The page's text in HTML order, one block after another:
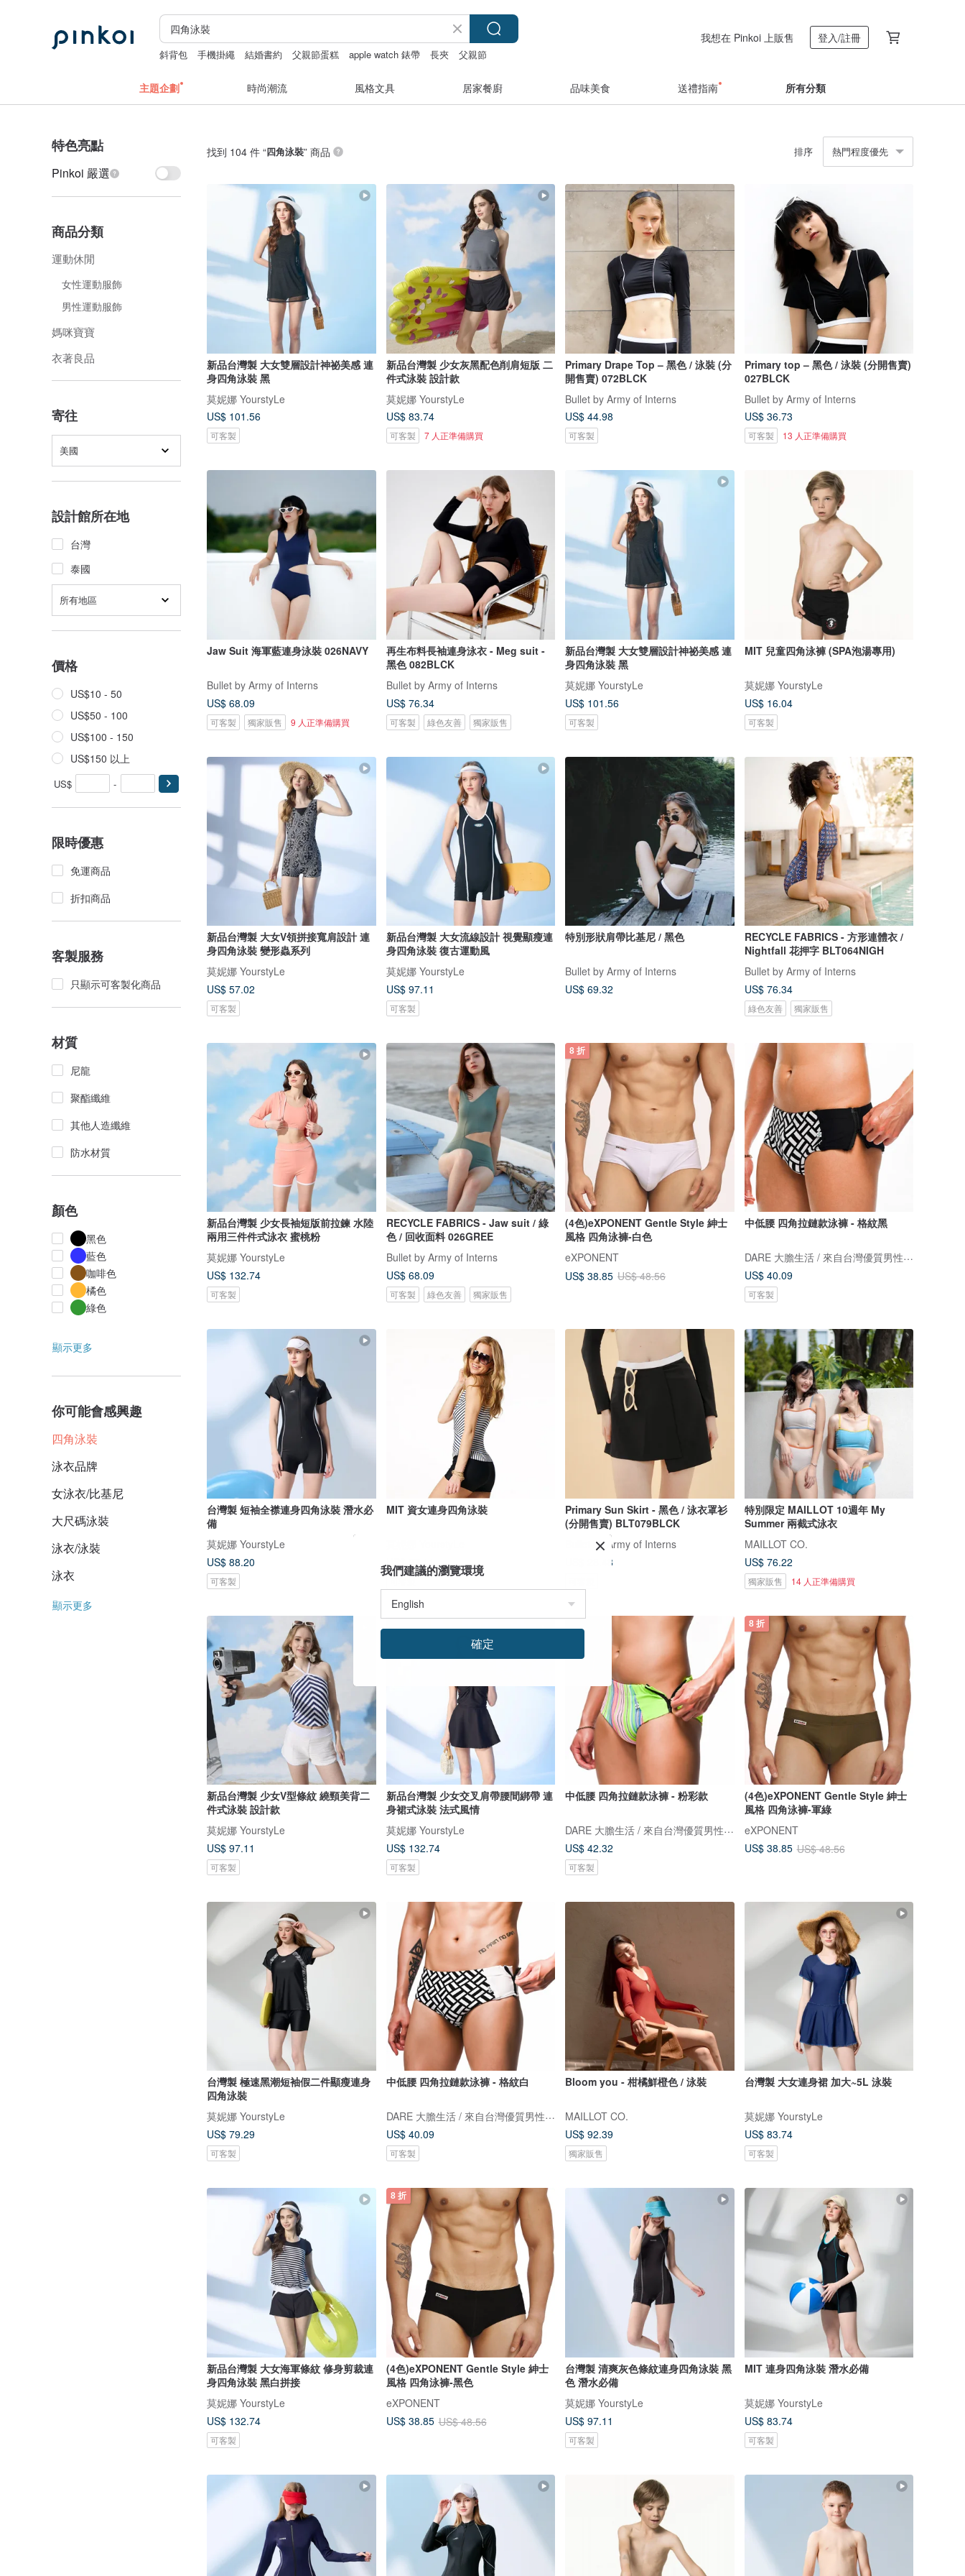
斜背包 手機掛繩 結婚書約 父親節蛋糕 apple watch 錶帶 長夾
父親節
我想在 Pinkoi 上販售 登入/註冊
主題企劃 時尚潮流 風格文具 居家餐廚 品味美食 送禮指南 所有分類
特色亮點
Pinkoi 嚴選
商品分類
運動休閒
女性運動服飾
男性運動服飾
媽咪寶寶
衣著良品
寄往
美國
設計館所在地
台灣
泰國
所有地區
價格
US$10 - 50
US$50 - 100
US$100 - 150
US$150 以上
US$ -
限時優惠
免運商品
折扣商品
客製服務
只顯示可客製化商品
材質
尼龍
聚酯纖維
其他人造纖維
防水材質
顏色
黑色
藍色
咖啡色
橘色
綠色
顯示更多
你可能會感興趣
四角泳裝
泳衣品牌
女泳衣/比基尼
大尺碼泳裝
泳衣/泳裝
泳衣
顯示更多
找到 104 件 “四角泳裝” 商品 排序 熱門程度優先
新品台灣製 大女雙層設計神祕美感 連
身四角泳裝 黑
莫妮娜 YourstyLe
US$ 101.56
可客製
新品台灣製 少女灰黑配色削肩短版 二
件式泳裝 設計款
莫妮娜 YourstyLe
US$ 83.74
可客製 7 人正準備購買
Primary Drape Top – 黑色 / 泳裝 (分
開售賣) 072BLCK
Bullet by Army of Interns
US$ 44.98
可客製
Primary top – 黑色 / 泳裝 (分開售賣)
027BLCK
Bullet by Army of Interns
US$ 36.73
可客製 13 人正準備購買
Jaw Suit 海軍藍連身泳裝 026NAVY
Bullet by Army of Interns
US$ 68.09
可客製 獨家販售 9 人正準備購買
再生布料長袖連身泳衣 - Meg suit -
黑色 082BLCK
Bullet by Army of Interns
US$ 76.34
可客製 綠色友善 獨家販售
新品台灣製 大女雙層設計神祕美感 連
身四角泳裝 黑
莫妮娜 YourstyLe
US$ 101.56
可客製
MIT 兒童四角泳褲 (SPA泡湯專用)
莫妮娜 YourstyLe
US$ 16.04
可客製
新品台灣製 大女V領拼接寬肩設計 連
身四角泳裝 變形蟲系列
莫妮娜 YourstyLe
US$ 57.02
可客製
新品台灣製 大女流線設計 視覺顯瘦連
身四角泳裝 復古運動風
莫妮娜 YourstyLe
US$ 97.11
可客製
特別形狀肩帶比基尼 / 黑色
Bullet by Army of Interns
US$ 69.32
RECYCLE FABRICS - 方形連體衣 /
Nightfall 花押字 BLT064NIGH
Bullet by Army of Interns
US$ 76.34
綠色友善 獨家販售
新品台灣製 少女長袖短版前拉鍊 水陸
兩用三件件式泳衣 蜜桃粉
莫妮娜 YourstyLe
US$ 132.74
可客製
RECYCLE FABRICS - Jaw suit / 綠
色 / 回收面料 026GREE
Bullet by Army of Interns
US$ 68.09
可客製 綠色友善 獨家販售
8 折
(4色)eXPONENT Gentle Style 紳士
風格 四角泳褲-白色
eXPONENT
US$ 38.85 US$ 48.56
中低腰 四角拉鏈款泳褲 - 格紋黑
DARE 大膽生活 / 來自台灣優質男性內著
US$ 40.09
可客製
台灣製 短袖全襟連身四角泳裝 潛水必
備
莫妮娜 YourstyLe
US$ 88.20
可客製
MIT 資女連身四角泳裝
US$ 97.11
可客製
Primary Sun Skirt - 黑色 / 泳衣罩衫
(分開售賣) BLT079BLCK
Bullet by Army of Interns
US$ 28.48
特別限定 MAILLOT 10週年 My
Summer 兩截式泳衣
MAILLOT CO.
US$ 76.22
獨家販售 14 人正準備購買
新品台灣製 少女V型條紋 繞頸美背二
件式泳裝 設計款
莫妮娜 YourstyLe
US$ 97.11
可客製
新品台灣製 少女交叉肩帶腰間綁帶 連
身裙式泳裝 法式風情
莫妮娜 YourstyLe
US$ 132.74
可客製
中低腰 四角拉鏈款泳褲 - 粉彩款
DARE 大膽生活 / 來自台灣優質男性內著
US$ 42.32
可客製
8 折
(4色)eXPONENT Gentle Style 紳士
風格 四角泳褲-軍綠
eXPONENT
US$ 38.85 US$ 48.56
台灣製 極速黑潮短袖假二件顯瘦連身
四角泳裝
莫妮娜 YourstyLe
US$ 79.29
可客製
中低腰 四角拉鏈款泳褲 - 格紋白
DARE 大膽生活 / 來自台灣優質男性內著
US$ 40.09
可客製
Bloom you - 柑橘鮮橙色 / 泳裝
MAILLOT CO.
US$ 92.39
獨家販售
台灣製 大女連身裙 加大~5L 泳裝
莫妮娜 YourstyLe
US$ 83.74
可客製
新品台灣製 大女海軍條紋 修身剪裁連
身四角泳裝 黑白拼接
莫妮娜 YourstyLe
US$ 132.74
可客製
8 折
(4色)eXPONENT Gentle Style 紳士
風格 四角泳褲-黑色
eXPONENT
US$ 38.85 US$ 48.56
台灣製 清爽灰色條紋連身四角泳裝 黑
色 潛水必備
莫妮娜 YourstyLe
US$ 97.11
可客製
MIT 連身四角泳裝 潛水必備
莫妮娜 YourstyLe
US$ 83.74
可客製
我們建議的瀏覽環境
確定